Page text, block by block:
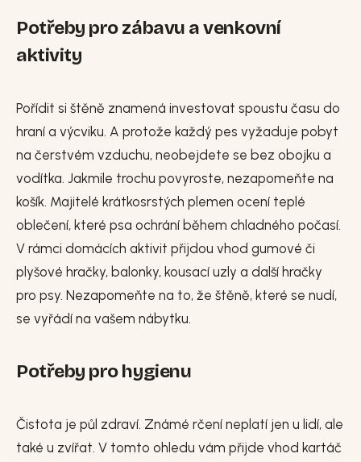
Potřeby pro zábavu a venkovní
aktivity
Pořídit si štěně znamená investovat spoustu času do
hraní a výcviku. A protože každý pes vyžaduje pobyt
na čerstvém vzduchu, neobejdete se bez obojku a
vodítka. Jakmile trochu povyroste, nezapomeňte na
košík. Majitelé krátkosrstých plemen ocení teplé
oblečení, které psa ochrání během chladného počasí.
V rámci domácích aktivit přijdou vhod gumové či
plyšové hračky, balonky, kousací uzly a další hračky
pro psy. Nezapomeňte na to, že štěně, které se nudí,
se vyřádí na vašem nábytku.
Potřeby pro hygienu
Čistota je půl zdraví. Známé rčení neplatí jen u lidí, ale
také u zvířat. V tomto ohledu vám přijde vhod kartáč